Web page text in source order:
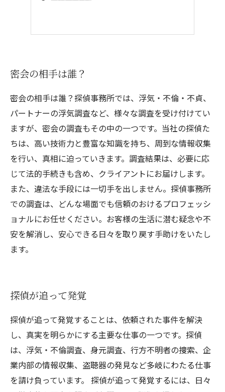
密会の相手は誰？
密会の相手は誰？探偵事務所では、浮気・不倫・不貞、
パートナーの浮気調査など、様々な調査を受け付けてい
ますが、密会の調査もその中の一つです。当社の探偵た
ちは、高い技術力と豊富な知識を持ち、周到な情報収集
を行い、真相に迫っていきます。調査結果は、必要に応
じて法的手続きも含め、クライアントにお届けします。
また、違法な手段には一切手を出しません。探偵事務所
での調査は、どんな場面でも信頼のおけるプロフェッシ
ョナルにお任せください。お客様の生活に潜む疑念や不
安を解消し、安心できる日々を取り戻す手助けをいたし
ます。
探偵が追って発覚
探偵が追って発覚することは、依頼された事件を解決
し、真実を明らかにする主要な仕事の一つです。探偵
は、浮気・不倫調査、身元調査、行方不明者の捜索、企
業内部の情報収集、盗聴器の発見など多岐にわたる仕事
を請け負っています。 探偵が追って発覚するには、日々